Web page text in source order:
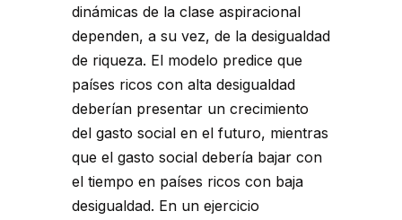
dinámicas de la clase aspiracional
dependen, a su vez, de la desigualdad
de riqueza. El modelo predice que
países ricos con alta desigualdad
deberían presentar un crecimiento
del gasto social en el futuro, mientras
que el gasto social debería bajar con
el tiempo en países ricos con baja
desigualdad. En un ejercicio